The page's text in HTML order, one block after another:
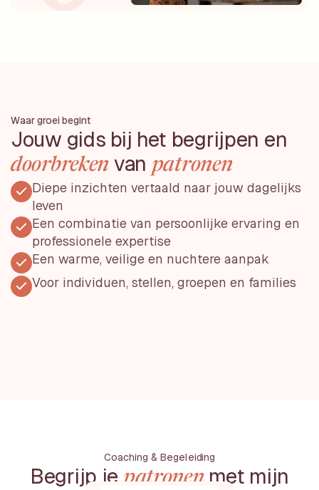
Waar groei begint
Jouw gids bij het begrijpen en
doorbreken van patronen
Diepe inzichten vertaald naar jouw dagelijks
leven
Een combinatie van persoonlijke ervaring en
professionele expertise
Een warme, veilige en nuchtere aanpak
Voor individuen, stellen, groepen en families
Coaching & Begeleiding
Begrijp je patronen met mijn